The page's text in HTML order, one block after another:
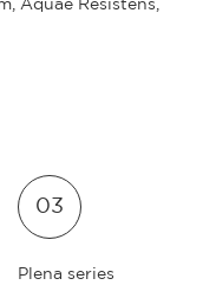
03
Plena series